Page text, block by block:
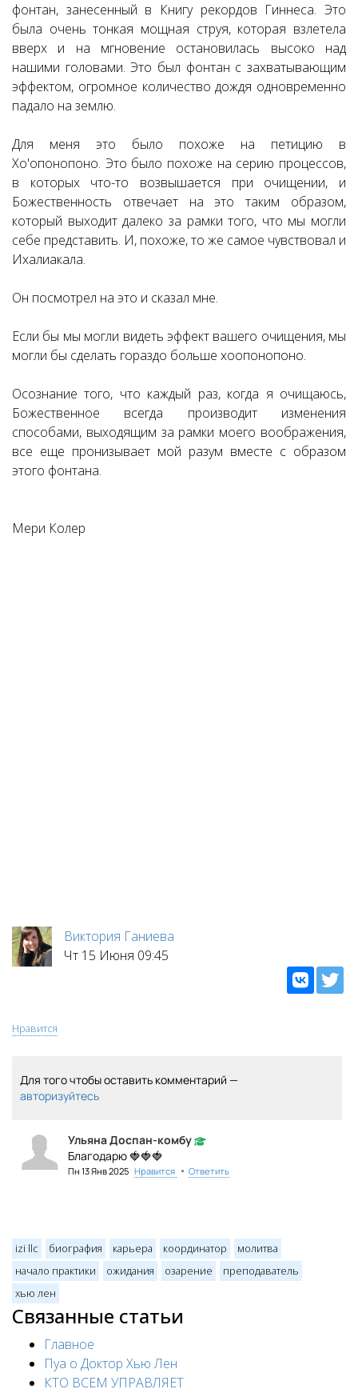
фонтан, занесенный в Книгу рекордов Гиннеса. Это
была очень тонкая мощная струя, которая взлетела
вверх и на мгновение остановилась высоко над
нашими головами. Это был фонтан с захватывающим
эффектом, огромное количество дождя одновременно
падало на землю.
Для меня это было похоже на петицию в
Хо'опонопоно. Это было похоже на серию процессов,
в которых что-то возвышается при очищении, и
Божественность отвечает на это таким образом,
который выходит далеко за рамки того, что мы могли
себе представить. И, похоже, то же самое чувствовал и
Ихалиакала.
Он посмотрел на это и сказал мне.
Если бы мы могли видеть эффект вашего очищения, мы
могли бы сделать гораздо больше хоопонопоно.
Осознание того, что каждый раз, когда я очищаюсь,
Божественное всегда производит изменения
способами, выходящим за рамки моего воображения,
все еще пронизывает мой разум вместе с образом
этого фонтана.
Мери Колер
Виктория Ганиева
Чт 15 Июня 09:45
Нравится
Для того чтобы оставить комментарий —
авторизуйтесь
Ульяна Доспан-комбу
Благодарю 🍓🍓🍓
Пн 13 Янв 2025 Нравится • Ответить
izi llc биография карьера координатор
молитва
начало практики
ожидания озарение
преподаватель
хью лен
Связанные статьи
Главное
Пуа о Доктор Хью Лен
КТО ВСЕМ УПРАВЛЯЕТ